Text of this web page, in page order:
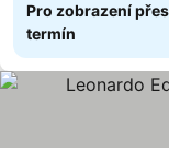
Pro zobrazení
termín